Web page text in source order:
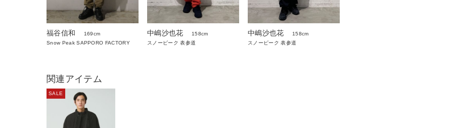
福谷信和
169cm
Snow Peak SAPPORO FACTORY
中嶋沙也花
158cm
スノーピーク 表参道
中嶋沙也花
158cm
スノーピーク 表参道
関連アイテム
SALE